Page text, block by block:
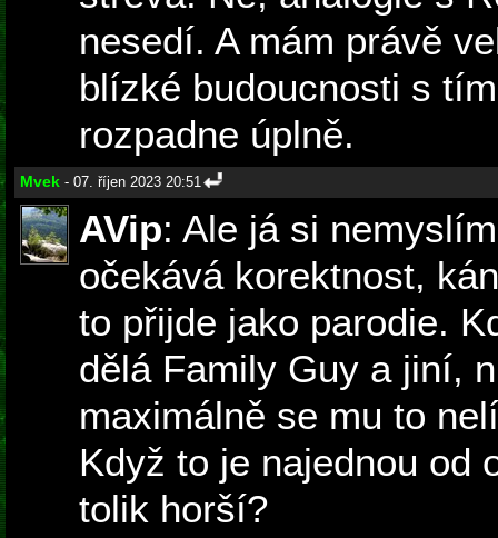
nesedí. A mám právě
blízké budoucnosti s
rozpadne úplně.
Mvek - 07. říjen 2023 20:51
AVip: Ale já si
očekává korektnost,
to přijde jako parodie.
dělá Family Guy a jiní,
maximálně se mu to
Když to je najednou od
tolik horší?